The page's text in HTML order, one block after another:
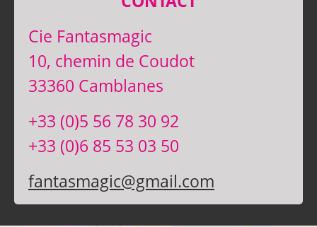
Cie Fantasmagic
10, chemin de Coudot
33360 Camblanes
+33 (0)5 56 78 30 92
+33 (0)6 85 53 03 50
fantasmagic@gmail.com